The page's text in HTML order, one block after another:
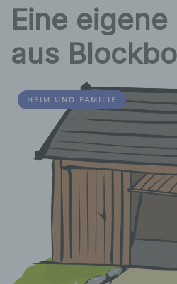
Eine
aus
HEIM UND FAMILIE